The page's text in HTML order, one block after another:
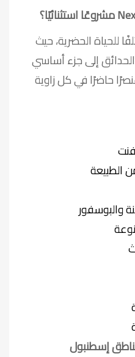
للحياة الحضرية، حيث
إلى جزء أساسي
حاضرًا في كل زاوية
والبوسفور
إسطنبول